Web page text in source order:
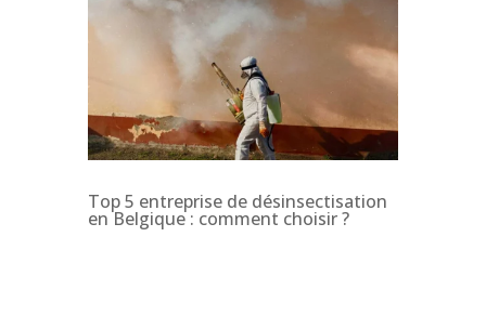
Top 5 entreprise de désinsectisation
en Belgique : comment choisir ?